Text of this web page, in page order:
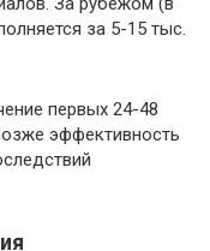
за 5-15 тыс.
первых 24-48
эффективность